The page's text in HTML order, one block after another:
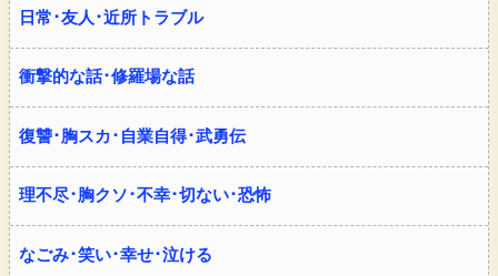
日常･友人･近所トラブル
衝撃的な話･修羅場な話
復讐･胸スカ･自業自得･武勇伝
理不尽･胸クソ･不幸･切ない･恐怖
なごみ･笑い･幸せ･泣ける